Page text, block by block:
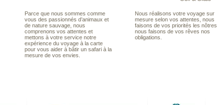
Parce que nous sommes comme
vous des passionnés d’animaux et
de nature sauvage, nous
comprenons vos attentes et
mettons à votre service notre
expérience du voyage à la carte
pour vous aider à bâtir un safari à la
mesure de vos envies.
Nous réalisons votre voyage sur
mesure selon vos attentes, nous
faisons de vos priorités les nôtres,
nous faisons de vos rêves nos
obligations.